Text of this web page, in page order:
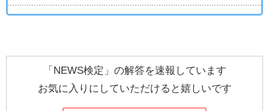
「NEWS検定」の解答を速報しています
お気に入りにしていただけると嬉しいです